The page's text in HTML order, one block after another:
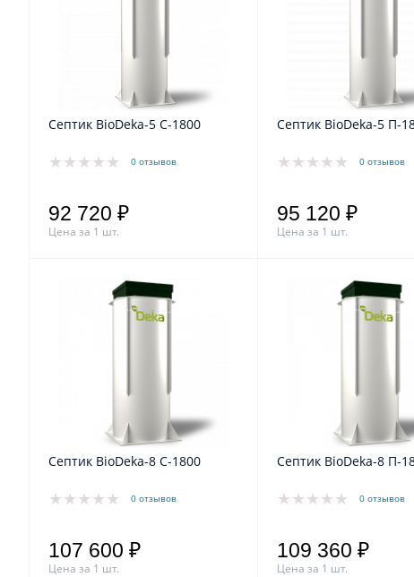
Септик BioDeka-5 C-1800
0 отзывов
92 720 ₽
Цена за 1 шт.
Септик BioDeka-5 П-
0 отзывов
95 120 ₽
Цена за 1 шт.
Септик BioDeka-8 C-1800
0 отзывов
107 600 ₽
Цена за 1 шт.
Септик BioDeka-8 П-
0 отзывов
109 360 ₽
Цена за 1 шт.